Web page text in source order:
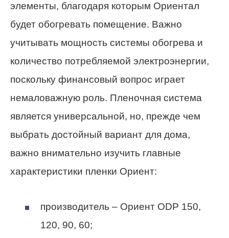
элементы, благодаря которым Ориентал
будет обогревать помещение. Важно
учитывать мощность системы обогрева и
количество потребляемой электроэнергии,
поскольку финансовый вопрос играет
немаловажную роль. Пленочная система
является универсальной, но, прежде чем
выбрать достойный вариант для дома,
важно внимательно изучить главные
характеристики пленки Ориент:
производитель – Ориент ODP 150,
120, 90, 60;